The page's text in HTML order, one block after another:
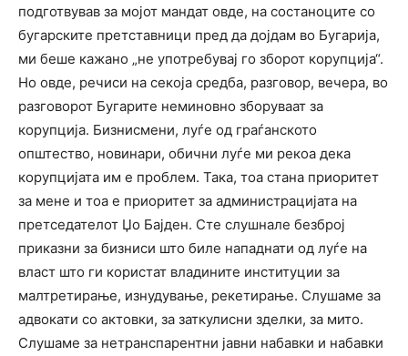
подготвував за мојот мандат овде, на состаноците со
бугарските претставници пред да дојдам во Бугарија,
ми беше кажано „не употребувај го зборот корупција“.
Но овде, речиси на секоја средба, разговор, вечера, во
разговорот Бугарите неминовно зборуваат за
корупција. Бизнисмени, луѓе од граѓанското
општество, новинари, обични луѓе ми рекоа дека
корупцијата им е проблем. Така, тоа стана приоритет
за мене и тоа е приоритет за администрацијата на
претседателот Џо Бајден. Сте слушнале безброј
приказни за бизниси што биле нападнати од луѓе на
власт што ги користат владините институции за
малтретирање, изнудување, рекетирање. Слушаме за
адвокати со актовки, за заткулисни зделки, за мито.
Слушаме за нетранспарентни јавни набавки и набавки